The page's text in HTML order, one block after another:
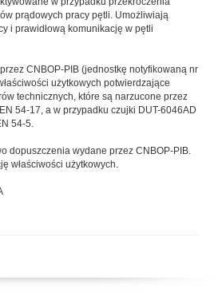
prądowych pracy pętli. Umożliwiają
i prawidłową komunikację w pętli
CNBOP-PIB (jednostkę notyfikowaną nr
użytkowych potwierdzające
technicznych, które są narzucone przez
54-17, a w przypadku czujki DUT-6046AD
54-5.
dopuszczenia wydane przez CNBOP-PIB.
właściwości użytkowych.